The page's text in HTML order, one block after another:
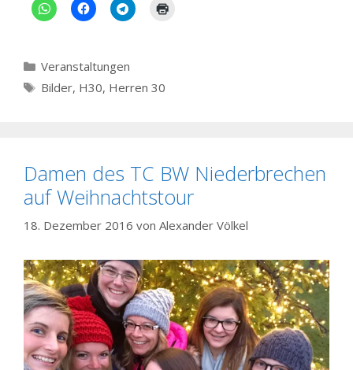
Kategorien
Veranstaltungen
Schlagwörter
Bilder, H30, Herren 30
Damen des TC BW Niederbrechen
auf Weihnachtstour
18. Dezember 2016 von Alexander Völkel